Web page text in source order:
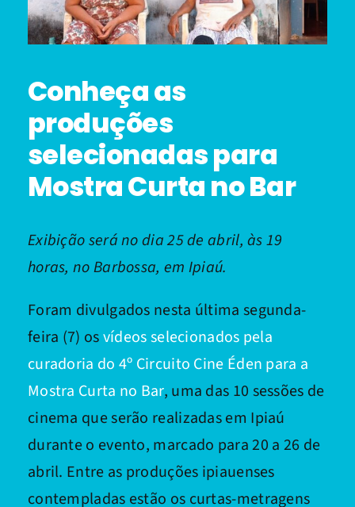
Conheça as
produções
selecionadas para
Mostra Curta no Bar
Exibição será no dia 25 de abril, às 19
horas, no Barbossa, em Ipiaú.
Foram divulgados nesta última segunda-
feira (7) osvídeos selecionados pela
curadoria do 4º Circuito Cine Éden para a
Mostra Curta no Bar, uma das 10 sessões de
cinema que serão realizadas em Ipiaú
durante o evento, marcado para 20 a 26 de
abril. Entre as produções ipiauenses
contempladas estão os curtas-metragens